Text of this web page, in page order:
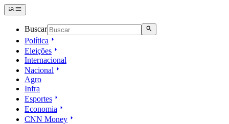
Buscar
Política
Eleições
Internacional
Nacional
Agro
Infra
Esportes
Economia
CNN Money